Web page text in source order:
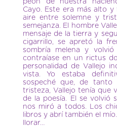
Cayo. Este era más alto
aire entre solemne y
semejanza. El hombre
mensaje de la tierra y
cigarrillo, se apretó la
sombría melena y
contraíase en un rictus
personalidad de Vallejo
vista. Yo estaba
sospeché que, de
tristeza, Vallejo tenía que
de la poesía. El se volvió
nos miró a todos. Los
libros y abrí también el
llorar…